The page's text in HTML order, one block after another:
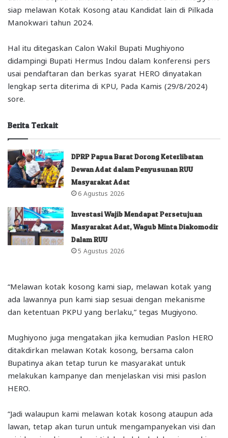
siap melawan Kotak Kosong atau Kandidat lain di Pilkada
Manokwari tahun 2024.
Hal itu ditegaskan Calon Wakil Bupati Mughiyono
didampingi Bupati Hermus Indou dalam konferensi pers
usai pendaftaran dan berkas syarat HERO dinyatakan
lengkap serta diterima di KPU, Pada Kamis (29/8/2024)
sore.
Berita Terkait
DPRP Papua Barat Dorong Keterlibatan
Dewan Adat dalam Penyusunan RUU
Masyarakat Adat
6 Agustus 2026
Investasi Wajib Mendapat Persetujuan
Masyarakat Adat, Wagub Minta Diakomodir
Dalam RUU
5 Agustus 2026
“Melawan kotak kosong kami siap, melawan kotak yang
ada lawannya pun kami siap sesuai dengan mekanisme
dan ketentuan PKPU yang berlaku,” tegas Mugiyono.
Mughiyono juga mengatakan jika kemudian Paslon HERO
ditakdirkan melawan Kotak kosong, bersama calon
Bupatinya akan tetap turun ke masyarakat untuk
melakukan kampanye dan menjelaskan visi misi paslon
HERO.
“Jadi walaupun kami melawan kotak kosong ataupun ada
lawan, tetap akan turun untuk mengampanyekan visi dan